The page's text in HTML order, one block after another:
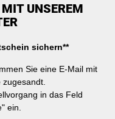
UNSEREM
sichern**
Sie eine E-Mail mit
zugesandt.
in das Feld
ein.